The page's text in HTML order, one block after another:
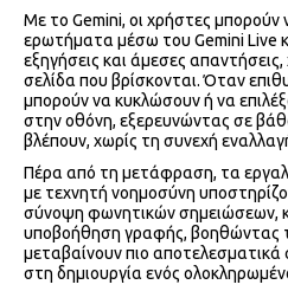
Με το Gemini, οι χρήστες
ερωτήματα μέσω του Gemini Live
εξηγήσεις και άμεσες
σελίδα που βρίσκονται. Όταν
μπορούν να κυκλώσουν ή να
στην οθόνη, εξερευνώντας σε
βλέπουν, χωρίς τη συνεχή
Πέρα από τη μετάφραση, τα
με τεχνητή νοημοσύνη
σύνοψη φωνητικών σημειώσεων,
υποβοήθηση γραφής, βοηθώντας
μεταβαίνουν πιο
στη δημιουργία ενός